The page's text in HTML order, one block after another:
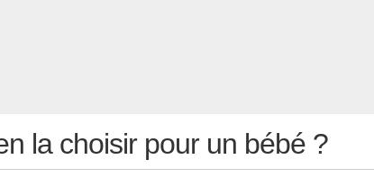
la choisir pour un bébé ?